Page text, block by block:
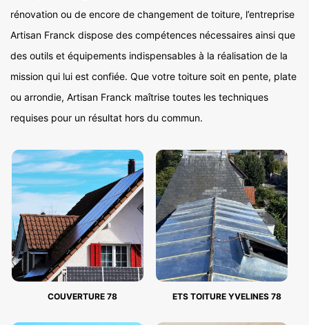
rénovation ou de encore de changement de toiture, l’entreprise
Artisan Franck dispose des compétences nécessaires ainsi que
des outils et équipements indispensables à la réalisation de la
mission qui lui est confiée. Que votre toiture soit en pente, plate
ou arrondie, Artisan Franck maîtrise toutes les techniques
requises pour un résultat hors du commun.
COUVERTURE 78 ETS TOITURE YVELINES 78